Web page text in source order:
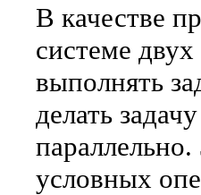
В качестве
системе
выполнять
делать
условных